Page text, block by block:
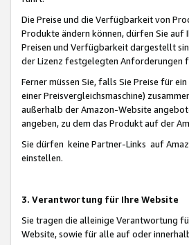
Die Preise und die Verfügbarkeit von
Produkte ändern können, dürfen Sie auf
Preisen und Verfügbarkeit dargestellt
der Lizenz festgelegten Anforderungen
Ferner müssen Sie, falls Sie Preise für
einer Preisvergleichsmaschine)
außerhalb der Amazon-Website
angeben, zu dem das Produkt auf der
Sie dürfen keine Partner-Links auf
einstellen.
3. Verantwortung für Ihre Website
Sie tragen die alleinige Verantwortung
Website, sowie für alle auf oder